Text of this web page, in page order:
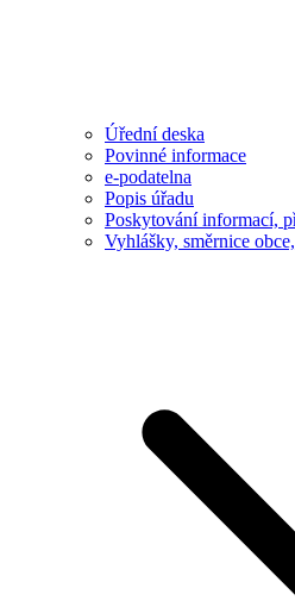
Úřední deska
Povinné informace
e-podatelna
Popis úřadu
Poskytování informací,
Vyhlášky, směrnice